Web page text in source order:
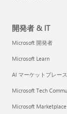
開発者 & IT
Microsoft 開発者
Microsoft Learn
AI マーケットプレー
Microsoft Tech
Microsoft Marketplace